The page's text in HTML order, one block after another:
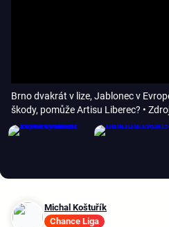
Brno dvakrát v lize, Jablonec v
škody, pomůže Artisu Liberec? •
Michal Koštuřík
Chance Liga